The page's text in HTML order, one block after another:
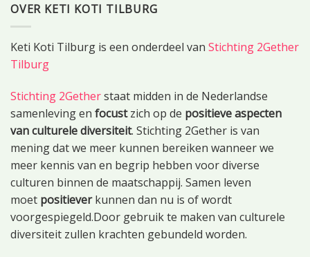
OVER KETI KOTI TILBURG
Keti Koti Tilburg is een onderdeel van Stichting 2Gether
Tilburg
Stichting 2Getherstaat midden in de Nederlandse
samenleving en focustzich op de positieve aspecten
van culturele diversiteit. Stichting 2Gether is van
mening dat we meer kunnen bereiken wanneer we
meer kennis van en begrip hebben voor diverse
culturen binnen de maatschappij. Samen leven
moet positieverkunnen dan nu is of wordt
voorgespiegeld.Door gebruik te maken van culturele
diversiteit zullen krachten gebundeld worden.